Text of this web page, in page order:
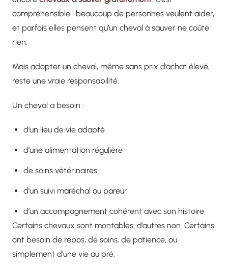
compréhensible : beaucoup de personnes veulent aider,
et parfois elles pensent qu’un cheval à sauver ne coûte
rien.
Mais adopter un cheval, même sans prix d’achat élevé,
reste une vraie responsabilité.
Un cheval a besoin :
d’un lieu de vie adapté
d’une alimentation régulière
de soins vétérinaires
d’un suivi maréchal ou pareur
d’un accompagnement cohérent avec son histoire
Certains chevaux sont montables, d’autres non. Certains
ont besoin de repos, de soins, de patience, ou
simplement d’une vie au pré.